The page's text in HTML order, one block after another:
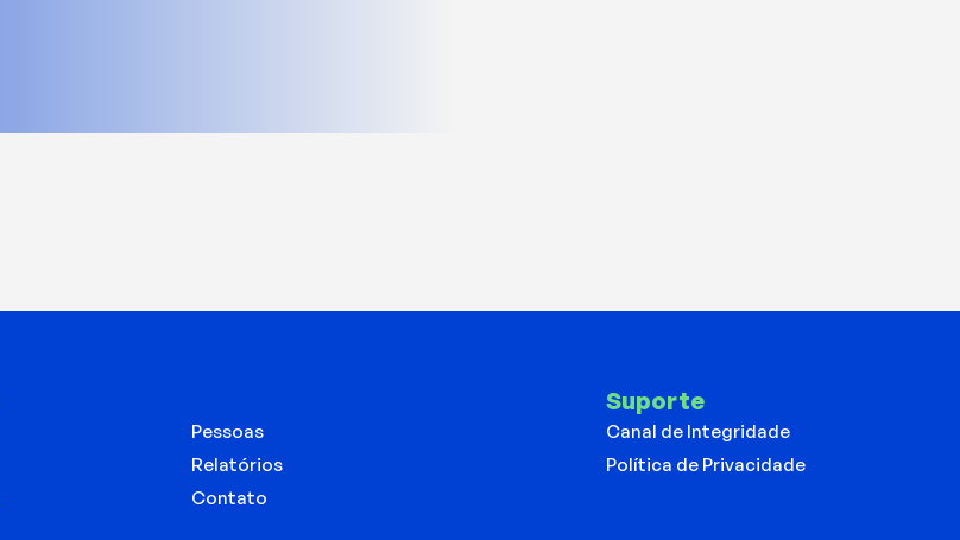
Pessoas
Relatórios
Contato
Suporte
Canal de Integridade
Política de Privacidade